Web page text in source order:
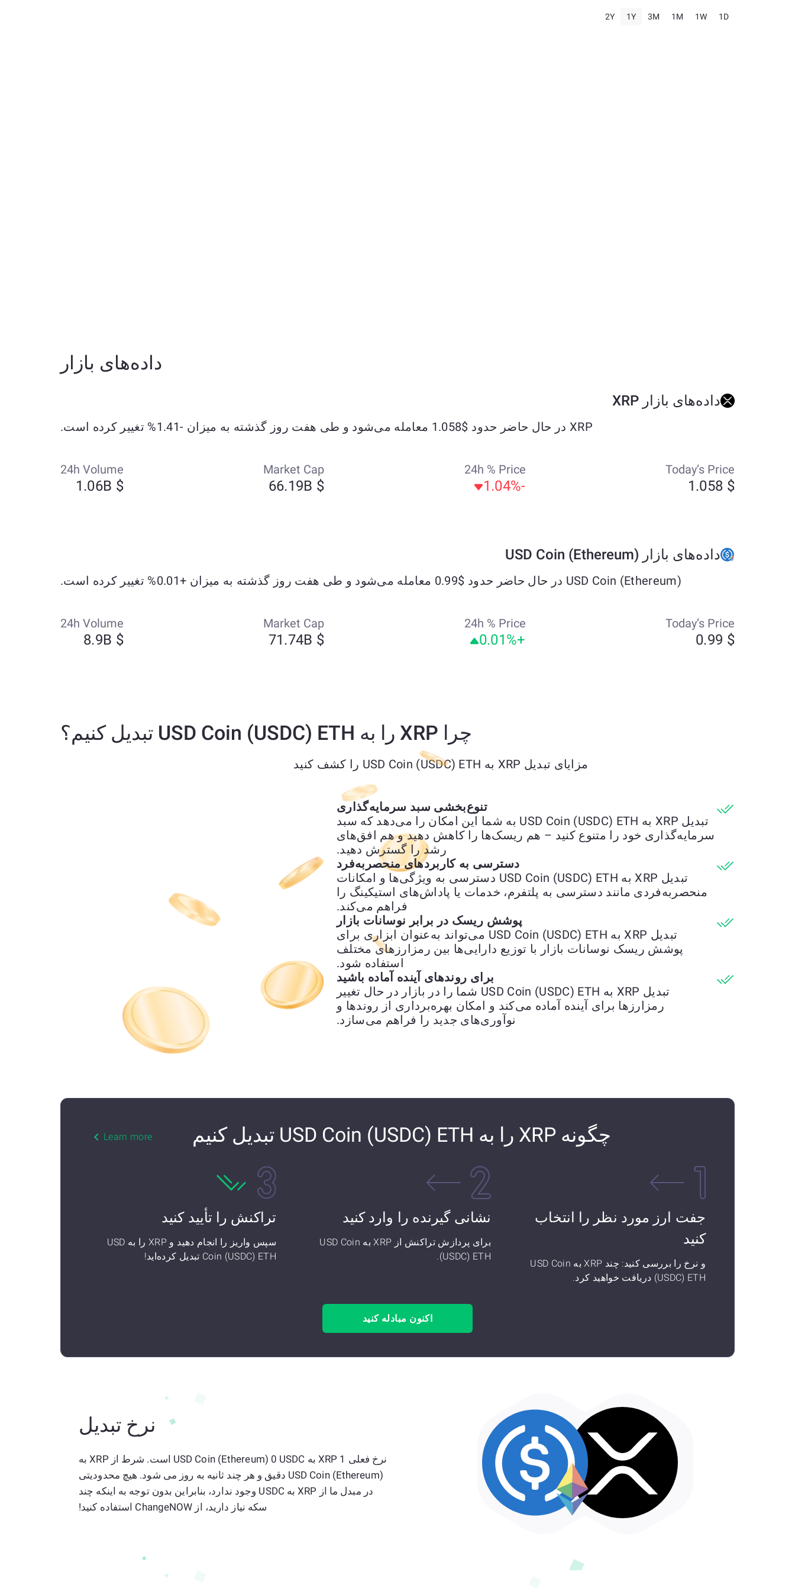
1D
1W
1M
3M
1Y
2Y
داده‌های بازار
داده‌های بازار XRP
XRP در حال حاضر حدود $1.058 معامله می‌شود و طی هفت روز گذشته به میزان -1.41% تغییر کرده است.
Today’s Price
$ 1.058
24h % Price
-1.04%
Market Cap
$ 66.19B
24h Volume
$ 1.06B
داده‌های بازار USD Coin (Ethereum)
USD Coin (Ethereum) در حال حاضر حدود $0.99 معامله می‌شود و طی هفت روز گذشته به میزان +0.01% تغییر کرده است.
Today’s Price
$ 0.99
24h % Price
+0.01%
Market Cap
$ 71.74B
24h Volume
$ 8.9B
چرا XRP را به USD Coin (USDC) ETH تبدیل کنیم؟
مزایای تبدیل XRP به USD Coin (USDC) ETH را کشف کنید
تنوع‌بخشی سبد سرمایه‌گذاری
تبدیل XRP به USD Coin (USDC) ETH به شما این امکان را می‌دهد که سبد
سرمایه‌گذاری خود را متنوع کنید – هم ریسک‌ها را کاهش دهید و هم افق‌های
رشد را گسترش دهید.
دسترسی به کاربردهای منحصربه‌فرد
تبدیل XRP به USD Coin (USDC) ETH دسترسی به ویژگی‌ها و امکانات
منحصربه‌فردی مانند دسترسی به پلتفرم، خدمات یا پاداش‌های استیکینگ را
فراهم می‌کند.
پوشش ریسک در برابر نوسانات بازار
تبدیل XRP به USD Coin (USDC) ETH می‌تواند به‌عنوان ابزاری برای
پوشش ریسک نوسانات بازار با توزیع دارایی‌ها بین رمزارزهای مختلف
استفاده شود.
برای روندهای آینده آماده باشید
تبدیل XRP به USD Coin (USDC) ETH شما را در بازار در حال تغییر
رمزارزها برای آینده آماده می‌کند و امکان بهره‌برداری از روندها و
نوآوری‌های جدید را فراهم می‌سازد.
چگونه XRP را به USD Coin (USDC) ETH تبدیل کنیم Learn more
جفت ارز مورد نظر را انتخاب
کنید
و نرخ را بررسی کنید: چند XRP به USD Coin
(USDC) ETH دریافت خواهید کرد.
نشانی گیرنده را وارد کنید
برای پردازش تراکنش از XRP به USD Coin
(USDC) ETH.
تراکنش را تأیید کنید
سپس واریز را انجام دهید و XRP را به USD
Coin (USDC) ETH تبدیل کرده‌اید!
اکنون مبادله کنید
نرخ تبدیل
نرخ فعلی 1 XRP به USD Coin (Ethereum) 0 USDC است. شرط از XRP به
USD Coin (Ethereum) دقیق و هر چند ثانیه به روز می شود. هیچ محدودیتی
در مبدل ما از XRP به USDC وجود ندارد، بنابراین بدون توجه به اینکه چند
سکه نیاز دارید، از ChangeNOW استفاده کنید!